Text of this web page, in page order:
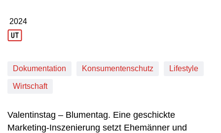
Produktionsjahr: 2024
2024
Dokumentation Konsumentenschutz Lifestyle
Wirtschaft
Valentinstag – Blumentag. Eine geschickte
Marketing-Inszenierung setzt Ehemänner und